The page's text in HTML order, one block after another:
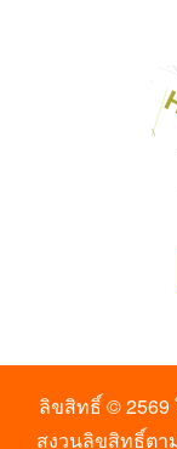
ลิขสิทธิ์ © 2569
สงวนลิขสิทธิ์ตา